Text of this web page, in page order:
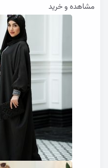
مشاهده و خرید